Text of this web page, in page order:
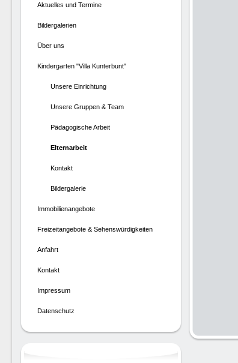
Aktuelles und Termine
Bildergalerien
Über uns
Kindergarten "Villa Kunterbunt"
Unsere Einrichtung
Unsere Gruppen & Team
Pädagogische Arbeit
Elternarbeit
Kontakt
Bildergalerie
Immobilienangebote
Freizeitangebote & Sehenswürdigkeiten
Anfahrt
Kontakt
Impressum
Datenschutz